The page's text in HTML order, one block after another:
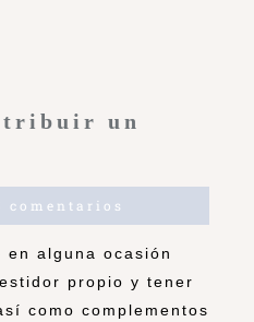
un
comentarios
en alguna ocasión
propio y tener
como complementos